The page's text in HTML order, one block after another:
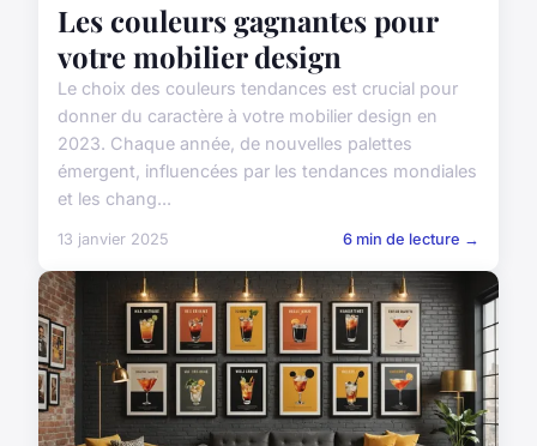
Les couleurs gagnantes pour
votre mobilier design
Le choix des couleurs tendances est crucial pour
donner du caractère à votre mobilier design en
2023. Chaque année, de nouvelles palettes
émergent, influencées par les tendances mondiales
et les chang...
13 janvier 2025 6 min de lecture →